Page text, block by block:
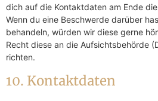
dich auf die Kontaktdaten am Ende
Wenn du eine Beschwerde darüber
behandeln, würden wir diese gerne
Recht diese an die Aufsichtsbehörde
richten.
10. Kontaktdaten